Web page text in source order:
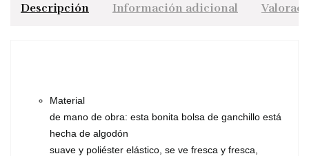
Descripción Información adicional
Material
de mano de obra: esta bonita bolsa de ganchillo está
hecha de algodón
suave y poliéster elástico, se ve fresca y fresca,